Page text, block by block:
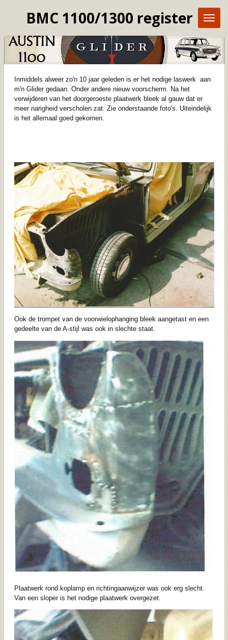
de
hoofdinhoud
BMC 1100/1300 register
Inmiddels alweer zo'n 10 jaar geleden is er het nodige laswerk aan
m'n Glider gedaan. Onder andere nieuw voorscherm. Na het
verwijderen van het doorgeroeste plaatwerk bleek al gauw dat er
meer narigheid verscholen zat. Zie onderstaande foto's. Uiteindelijk
is het allemaal goed gekomen.
Ook de trompet van de voorwielophanging bleek aangetast en een
gedeelte van de A-stijl was ook in slechte staat.
Plaatwerk rond koplamp en richtingaanwijzer was ook erg slecht.
Van een sloper is het nodige plaatwerk overgezet.